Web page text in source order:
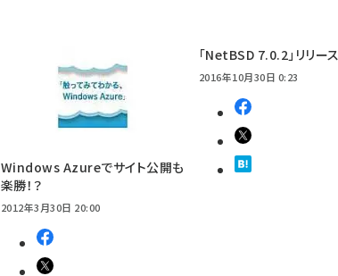
Windows Azureでサイト公開も
楽勝！？
2012年3月30日 20:00
「NetBSD 7.0.2」リリース
2016年10月30日 0:23